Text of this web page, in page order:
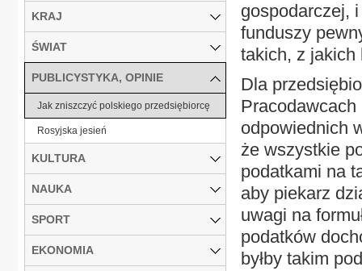
gospodarczej,
funduszy
takich, z jakich
Dla
Pracodawcach
odpowiednich
że wszystkie
podatkami na
aby piekarz
uwagi na
podatków
byłby takim
KRAJ
ŚWIAT
PUBLICYSTYKA, OPINIE
Jak zniszczyć polskiego przedsiębiorcę
Rosyjska jesień
KULTURA
NAUKA
SPORT
EKONOMIA